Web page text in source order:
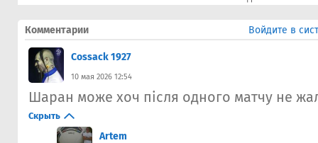
Комментарии Войдите в
Cossack 1927
10 мая 2026 12:54
Шаран може хоч після одного матчу не
Скрыть
Artem